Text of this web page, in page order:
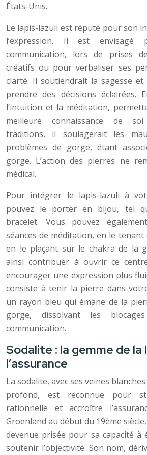
États-Unis.
Le lapis-lazuli est réputé pour son
l’expression. Il est envisagé
communication, lors de prises
créatifs ou pour verbaliser ses
clarté. Il soutiendrait la sagesse
prendre des décisions éclairées.
l’intuition et la méditation,
meilleure connaissance de
traditions, il soulagerait les
problèmes de gorge, étant
gorge. L’action des pierres ne
médical.
Pour intégrer le lapis-lazuli à
pouvez le porter en bijou, tel
bracelet. Vous pouvez
séances de méditation, en le
en le plaçant sur le chakra de la
ainsi contribuer à ouvrir ce
encourager une expression plus
consiste à tenir la pierre dans
un rayon bleu qui émane de la
gorge, dissolvant les
communication.
Sodalite : la gemme de
l’assurance
La sodalite, avec ses veines
profond, est reconnue pour
rationnelle et accroître
Groenland au début du 19ème
devenue prisée pour sa capacité à
soutenir l’objectivité. Son nom,